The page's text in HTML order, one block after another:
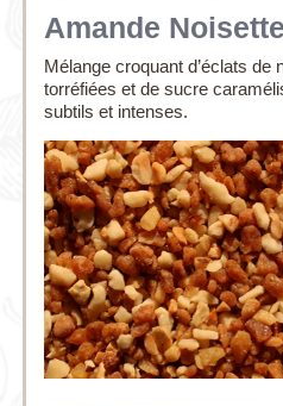
Amande Noisette
Mélange croquant d’éclats de
torréfiées et de sucre
subtils et intenses.